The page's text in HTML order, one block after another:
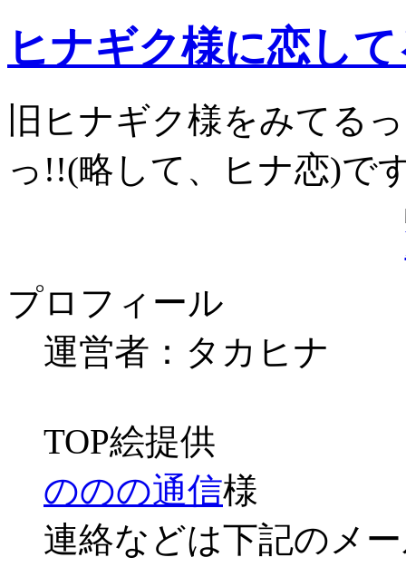
ヒナギク様に恋し
旧ヒナギク様をみてる
っ!!(略して、ヒナ恋)で
プロフィール
運営者：タカヒナ
TOP絵提供
ののの通信様
連絡などは下記のメ